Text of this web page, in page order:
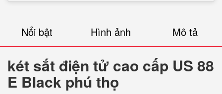
Nổi bật Hình ảnh Mô tả
két sắt điện tử cao cấp US 88
E Black phú thọ